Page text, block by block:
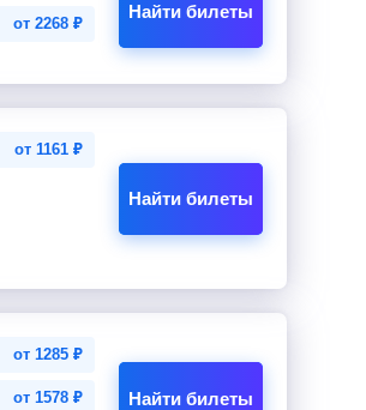
от 2268 ₽
Найти билеты
от 1161 ₽
Найти билеты
от 1285 ₽
от 1578 ₽ Найти билеты